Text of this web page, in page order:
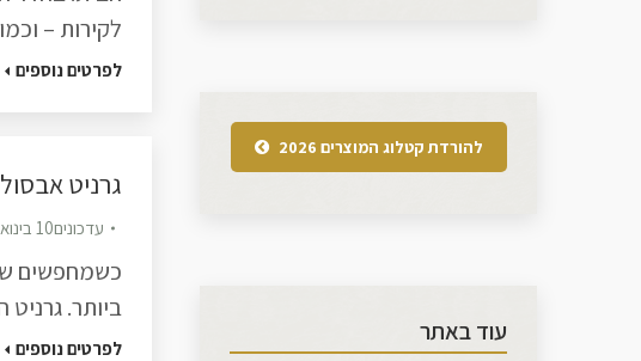
לקירות –
לפרטים נוספים
גרניט
עדכונים10 בינואר 2009
כשמחפשים
ביותר.
לפרטים נוספים
להורדת קטלוג המוצרים 2026
עוד באתר